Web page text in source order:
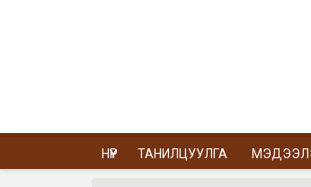
НҮҮР ТАНИЛЦУУЛГА